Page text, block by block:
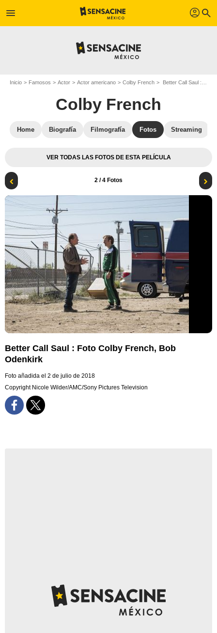
menu profil search
Inicio Famosos Actor Actor americano Colby French Better Call Saul : Foto Colby French, Bob Odenkirk
Colby French
Home Biografía Filmografía Fotos Streaming
VER TODAS LAS FOTOS DE ESTA PELÍCULA
2 / 4 Fotos
Better Call Saul : Foto Colby French, Bob
Odenkirk
Foto añadida el 2 de julio de 2018
Copyright Nicole Wilder/AMC/Sony Pictures Television